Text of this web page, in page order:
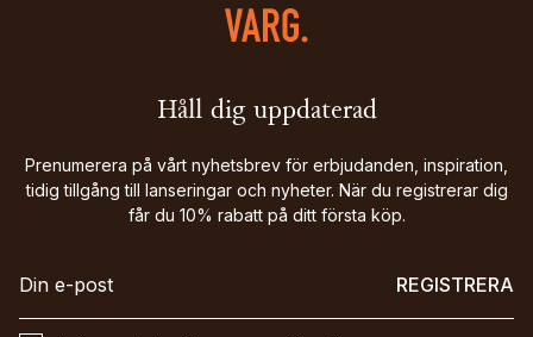
Håll dig uppdaterad
Prenumerera på vårt nyhetsbrev för erbjudanden, inspiration,
tidig tillgång till lanseringar och nyheter. När du registrerar dig
får du 10% rabatt på ditt första köp.
REGISTRERA